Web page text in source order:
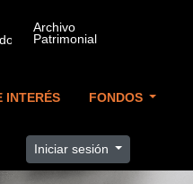
INTERÉS FONDOS
Iniciar sesión